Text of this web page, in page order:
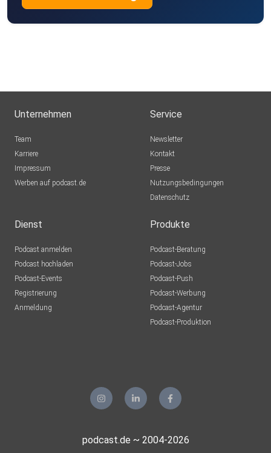
Unternehmen
Team
Karriere
Impressum
Werben auf podcast.de
Service
Newsletter
Kontakt
Presse
Nutzungsbedingungen
Datenschutz
Dienst
Podcast anmelden
Podcast hochladen
Podcast-Events
Registrierung
Anmeldung
Produkte
Podcast-Beratung
Podcast-Jobs
Podcast-Push
Podcast-Werbung
Podcast-Agentur
Podcast-Produktion
podcast.de ~ 2004-2026